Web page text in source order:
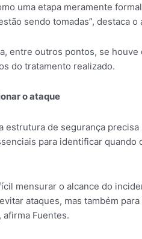
uma etapa meramente
sendo tomadas”, destaca o
entre outros pontos, se
do tratamento realizado.
o ataque
estrutura de segurança
para identificar
mensurar o alcance do
ataques, mas também
afirma Fuentes.